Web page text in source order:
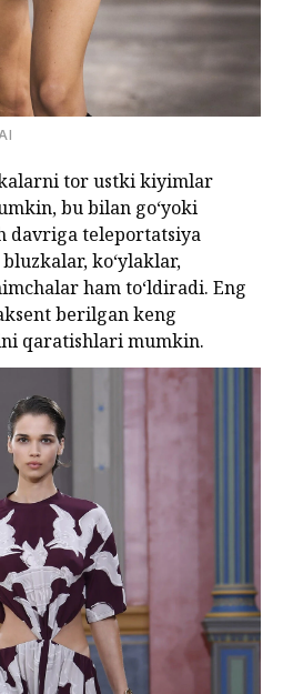
tor ustki kiyimlar
bu bilan goʻyoki
davriga teleportatsiya
ko‘ylaklar,
ham to‘ldiradi. Eng
berilgan keng
qaratishlari mumkin.